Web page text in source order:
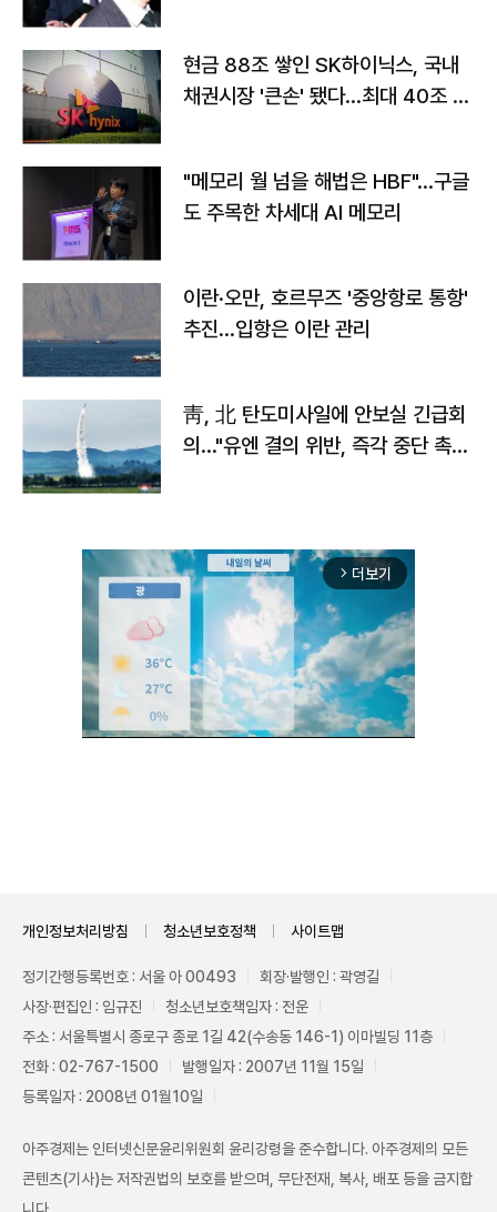
현금 88조 쌓인 SK하이닉스, 국내
채권시장 '큰손' 됐다…최대 40조 투
"메모리 월 넘을 해법은 HBF"…구글
도 주목한 차세대 AI 메모리
이란·오만, 호르무즈 '중앙항로 통항'
추진…입항은 이란 관리
靑, 北 탄도미사일에 안보실 긴급회
의…"유엔 결의 위반, 즉각 중단 촉
arrow_forward_ios 더보기
개인정보처리방침 청소년보호정책 사이트맵
정기간행등록번호 : 서울 아 00493
회장·발행인 : 곽영길
사장·편집인 : 임규진
청소년보호책임자 : 전운
주소 : 서울특별시 종로구 종로 1길 42(수송동 146-1) 이마빌딩 11층
전화 : 02-767-1500
발행일자 : 2007년 11월 15일
등록일자 : 2008년 01월10일
아주경제는 인터넷신문윤리위원회 윤리강령을 준수합니다. 아주경제의 모든
콘텐츠(기사)는 저작권법의 보호를 받으며, 무단전재, 복사, 배포 등을 금지합
니다.